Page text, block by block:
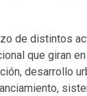
de distintos
que giran
desarrollo